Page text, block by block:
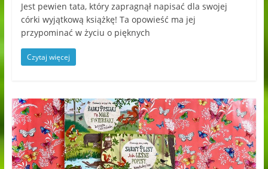
Jest pewien tata, który zapragnął napisać dla swojej
córki wyjątkową książkę! Ta opowieść ma jej
przypominać w życiu o pięknych
Czytaj więcej